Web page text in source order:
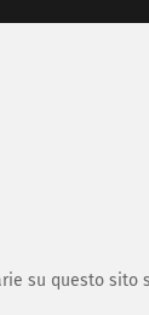
su questo sito